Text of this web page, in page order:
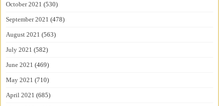
October 2021 (530)
September 2021 (478)
August 2021 (563)
July 2021 (582)
June 2021 (469)
May 2021 (710)
April 2021 (685)